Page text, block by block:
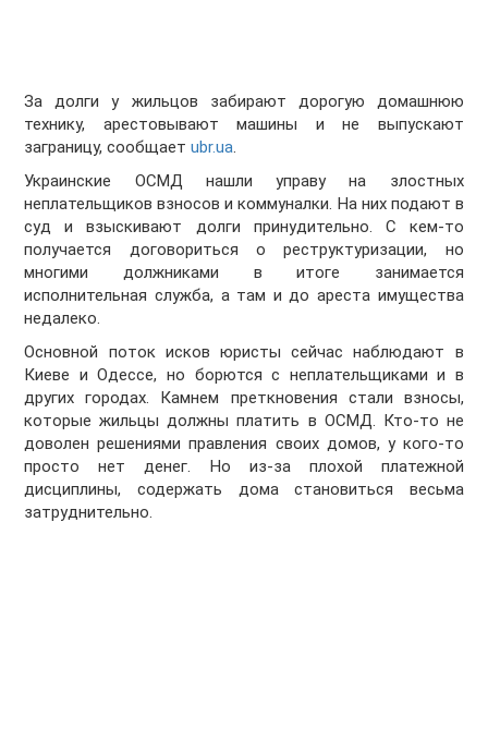
За долги у жильцов забирают дорогую домашнюю
технику, арестовывают машины и не выпускают
заграницу, сообщаетubr.ua.
Украинские ОСМД нашли управу на злостных
неплательщиков взносов и коммуналки. На них подают в
суд и взыскивают долги принудительно. С кем-то
получается договориться о реструктуризации, но
многими должниками в итоге занимается
исполнительная служба, а там и до ареста имущества
недалеко.
Основной поток исков юристы сейчас наблюдают в
Киеве и Одессе, но борются с неплательщиками и в
других городах. Камнем преткновения стали взносы,
которые жильцы должны платить в ОСМД. Кто-то не
доволен решениями правления своих домов, у кого-то
просто нет денег. Но из-за плохой платежной
дисциплины, содержать дома становиться весьма
затруднительно.